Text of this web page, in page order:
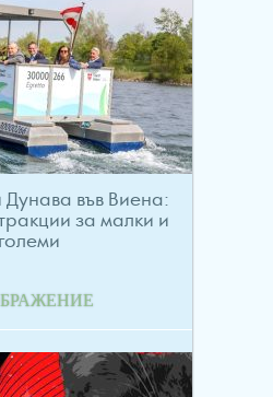
Дунава във Виена:
за малки и
големи